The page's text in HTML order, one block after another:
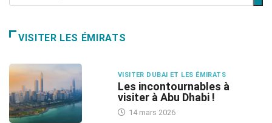
VISITER LES ÉMIRATS
VISITER DUBAI ET LES ÉMIRATS
Les incontournables à
visiter à Abu Dhabi !
14 mars 2026